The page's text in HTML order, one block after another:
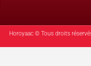
Horoyaac © Tous droits